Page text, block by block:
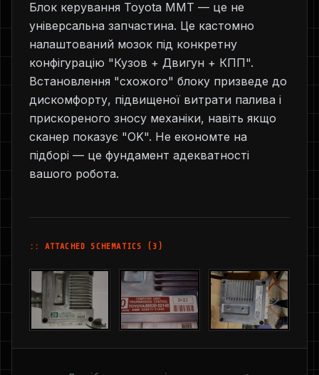
Блок керування Toyota MMT — це не
універсальна запчастина. Це кастомно
налаштований мозок під конкретну
конфігурацію "Кузов + Двигун + КПП".
Встановлення "схожого" блоку призведе до
дискомфорту, підвищеної витрати палива і
прискореного зносу механіки, навіть якщо
сканер показує "OK". Не економте на
підборі — це фундамент адекватності
вашого робота.
:: ATTACHED SCHEMATICS (3)